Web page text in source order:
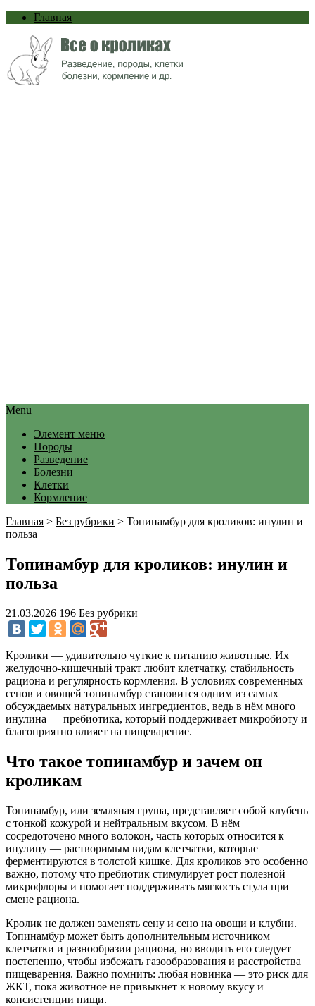
Главная
Menu
Элемент меню
Породы
Разведение
Болезни
Клетки
Кормление
Главная > Без рубрики > Топинамбур для кроликов: инулин и
польза
Топинамбур для кроликов: инулин и
польза
21.03.2026 196 Без рубрики
Кролики — удивительно чуткие к питанию животные. Их
желудочно-кишечный тракт любит клетчатку, стабильность
рациона и регулярность кормления. В условиях современных
сенов и овощей топинамбур становится одним из самых
обсуждаемых натуральных ингредиентов, ведь в нём много
инулина — пребиотика, который поддерживает микробиоту и
благоприятно влияет на пищеварение.
Что такое топинамбур и зачем он
кроликам
Топинамбур, или земляная груша, представляет собой клубень
с тонкой кожурой и нейтральным вкусом. В нём
сосредоточено много волокон, часть которых относится к
инулину — растворимым видам клетчатки, которые
ферментируются в толстой кишке. Для кроликов это особенно
важно, потому что пребиотик стимулирует рост полезной
микрофлоры и помогает поддерживать мягкость стула при
смене рациона.
Кролик не должен заменять сену и сено на овощи и клубни.
Топинамбур может быть дополнительным источником
клетчатки и разнообразии рациона, но вводить его следует
постепенно, чтобы избежать газообразования и расстройства
пищеварения. Важно помнить: любая новинка — это риск для
ЖКТ, пока животное не привыкнет к новому вкусу и
консистенции пищи.